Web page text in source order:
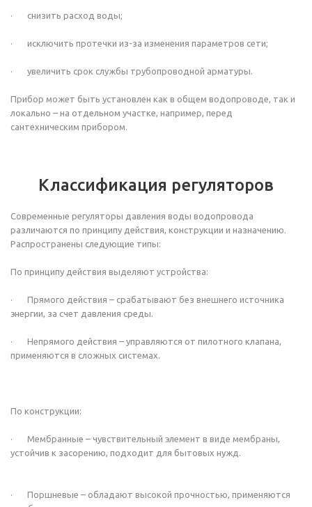
· снизить расход воды;
· исключить протечки из-за изменения параметров сети;
· увеличить срок службы трубопроводной арматуры.
Прибор может быть установлен как в общем водопроводе, так и
локально – на отдельном участке, например, перед
сантехническим прибором.
Классификация регуляторов
Современные регуляторы давления воды водопровода
различаются по принципу действия, конструкции и назначению.
Распространены следующие типы:
По принципу действия выделяют устройства:
· Прямого действия – срабатывают без внешнего источника
энергии, за счет давления среды.
· Непрямого действия – управляются от пилотного клапана,
применяются в сложных системах.
По конструкции:
· Мембранные – чувствительный элемент в виде мембраны,
устойчив к засорению, подходит для бытовых нужд.
· Поршневые – обладают высокой прочностью, применяются